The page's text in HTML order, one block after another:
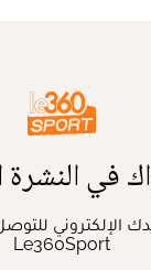
في النشرة
الإلكتروني للتوصل
Le360Sport